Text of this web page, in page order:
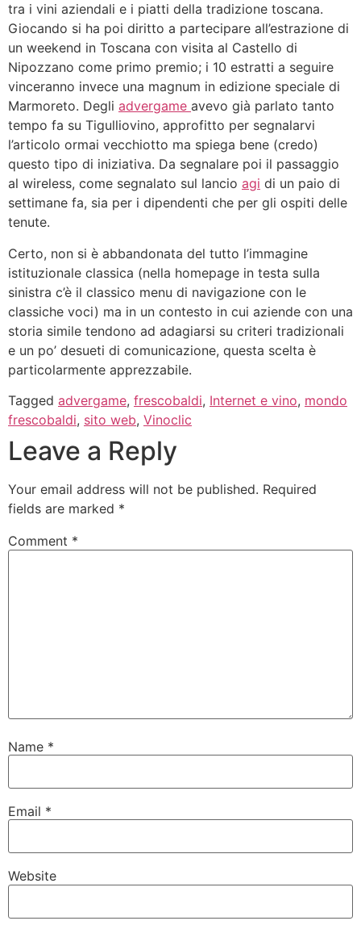
tra i vini aziendali e i piatti della tradizione toscana.
Giocando si ha poi diritto a partecipare all’estrazione di
un weekend in Toscana con visita al Castello di
Nipozzano come primo premio; i 10 estratti a seguire
vinceranno invece una magnum in edizione speciale di
Marmoreto. Degli advergame avevo già parlato tanto
tempo fa su Tigulliovino, approfitto per segnalarvi
l’articolo ormai vecchiotto ma spiega bene (credo)
questo tipo di iniziativa. Da segnalare poi il passaggio
al wireless, come segnalato sul lancio agi di un paio di
settimane fa, sia per i dipendenti che per gli ospiti delle
tenute.
Certo, non si è abbandonata del tutto l’immagine
istituzionale classica (nella homepage in testa sulla
sinistra c’è il classico menu di navigazione con le
classiche voci) ma in un contesto in cui aziende con una
storia simile tendono ad adagiarsi su criteri tradizionali
e un po’ desueti di comunicazione, questa scelta è
particolarmente apprezzabile.
Tagged advergame, frescobaldi, Internet e vino, mondo
frescobaldi, sito web, Vinoclic
Leave a Reply
Your email address will not be published. Required
fields are marked *
Comment *
Name *
Email *
Website